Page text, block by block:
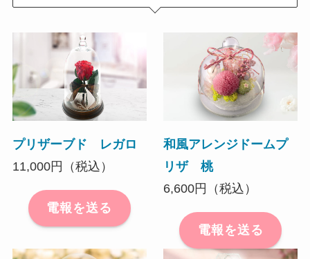
プリザーブド レガロ
11,000円（税込）
電報を送る
和風アレンジドームプ
リザ 桃
6,600円（税込）
電報を送る